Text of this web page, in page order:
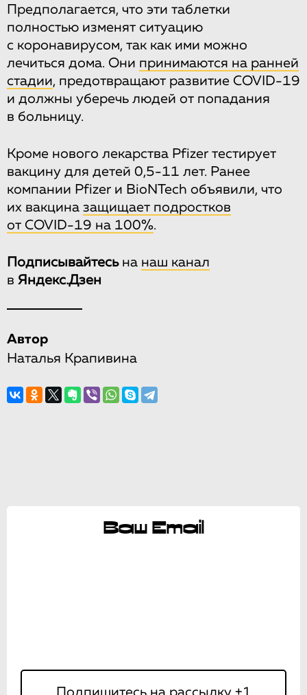
Предполагается, что эти таблетки
полностью изменят ситуацию
с коронавирусом, так как ими можно
лечиться дома. Они принимаются на ранней
стадии, предотвращают развитие COVID-19
и должны уберечь людей от попадания
в больницу.
Кроме нового лекарства Pfizer тестирует
вакцину для детей 0,5-11 лет. Ранее
компании Pfizer и BioNTech объявили, что
их вакцина защищает подростков
от COVID-19 на 100%.
Подписывайтесьна наш канал
в Яндекс.Дзен
Автор
Наталья Крапивина
Ваш Email